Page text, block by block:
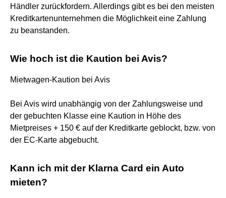
Händler zurückfordern. Allerdings gibt es bei den meisten
Kreditkartenunternehmen die Möglichkeit eine Zahlung
zu beanstanden.
Wie hoch ist die Kaution bei Avis?
Mietwagen-Kaution bei Avis
Bei Avis wird unabhängig von der Zahlungsweise und
der gebuchten Klasse eine Kaution in Höhe des
Mietpreises + 150 € auf der Kreditkarte geblockt, bzw. von
der EC-Karte abgebucht.
Kann ich mit der Klarna Card ein Auto
mieten?